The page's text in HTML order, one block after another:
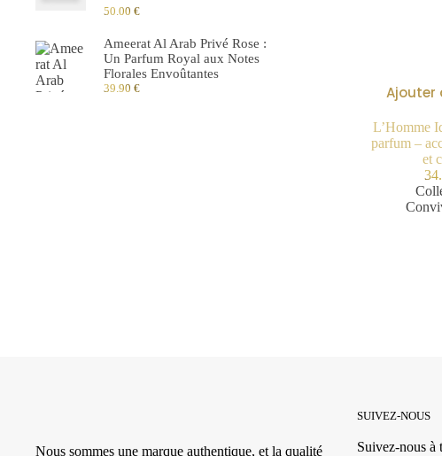
Ajouter
L’Homme
parfum –
et
50.00€
Ameerat Al Arab Privé Rose :
Un Parfum Royal aux Notes
Florales Envoûtantes
39.90€
Nous sommes une marque authentique, et la qualité
SUIVEZ-NOUS
Suivez-nous à